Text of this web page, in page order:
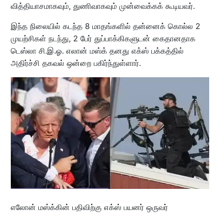
வித்தியாசமாகவும், துணிவாகவும் முன்வைக்கக் கூடியவர்.
இந்த நிலையில் கடந்த 8 மாதங்களில் தன்னைக் கொல்ல 2
முயற்சிகள் நடந்து, 2 பேர் துப்பாக்கிகளுடன் கைதானதாக
டெஸ்லா சி.இ.ஓ. எலான் மஸ்க் தனது எக்ஸ் பக்கத்தில்
அதிர்ச்சி தகவல் ஒன்றை பகிர்ந்துள்ளார்.
எலோன் மஸ்க்கின் பதிவிற்கு எக்ஸ் பயனர் ஒருவர்